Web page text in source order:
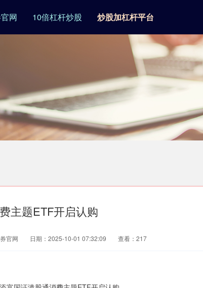
网 10倍杠杆炒股 炒股加杠杆平台
主题ETF开启认购
官网 日期：2025-10-01 07:32:09 查看：217